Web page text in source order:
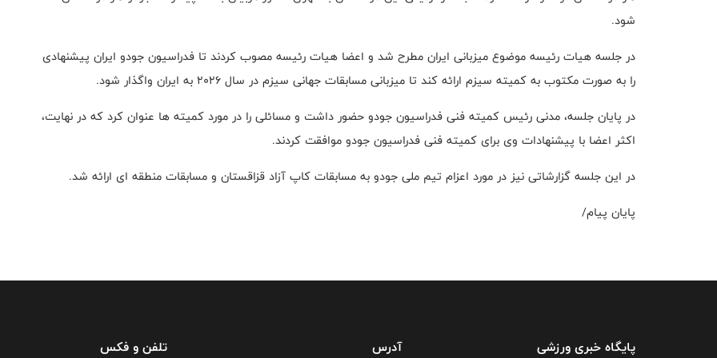
شود.
در جلسه هیات رئیسه موضوع میزبانی ایران مطرح شد و‌ اعضا هیات رئیسه مصوب کردند تا فدراسیون جودو ایران پیشنهادی
را به صورت مکتوب به کمیته سیزم ارائه کند تا میزبانی مسابقات جهانی سیزم در سال ۲۰۲۶ به ایران واگذار شود.
در پایان جلسه، مدنی رئیس کمیته فنی فدراسیون جودو حضور داشت و مسائلی را در مورد کمیته ها عنوان کرد که در نهایت،
اکثر اعضا با پیشنهادات وی برای کمیته فنی فدراسیون جودو‌ موافقت کردند.
در این جلسه گزارشاتی نیز در مورد اعزام تیم ملی جودو به مسابقات کاپ آزاد قزاقستان و مسابقات منطقه ای ارائه شد.
پایان پیام/
پایگاه خبری ورزشی آدرس تلفن و فکس